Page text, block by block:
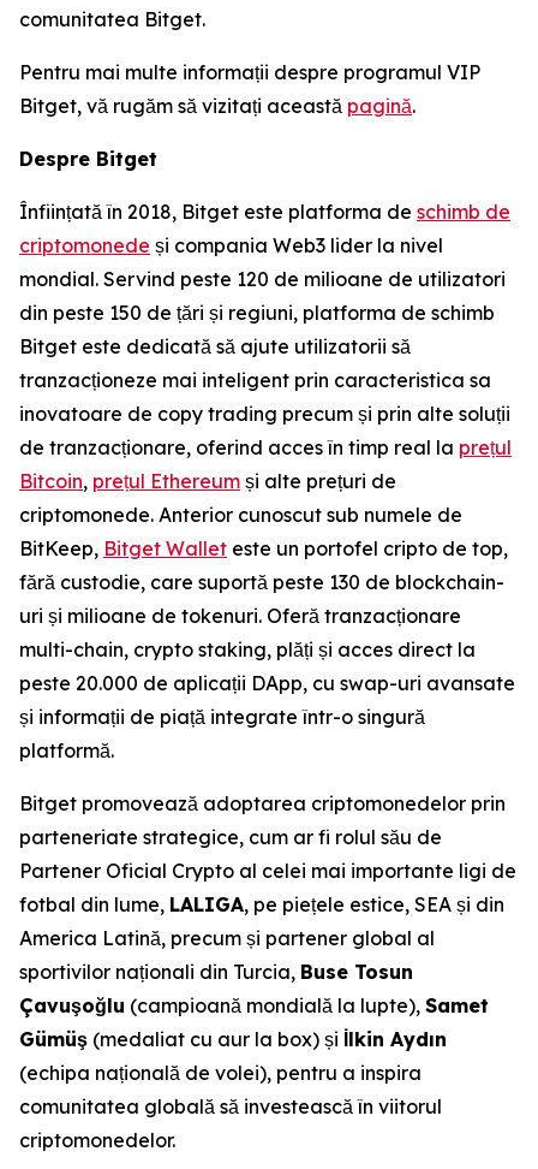
comunitatea Bitget.
Pentru mai multe informații despre programul VIP
Bitget, vă rugăm să vizitați această pagină.
Despre Bitget
Înființată în 2018, Bitget este platforma de schimb de
criptomonede și compania Web3 lider la nivel
mondial. Servind peste 120 de milioane de utilizatori
din peste 150 de țări și regiuni, platforma de schimb
Bitget este dedicată să ajute utilizatorii să
tranzacționeze mai inteligent prin caracteristica sa
inovatoare de copy trading precum și prin alte soluții
de tranzacționare, oferind acces în timp real la prețul
Bitcoin, prețul Ethereum și alte prețuri de
criptomonede. Anterior cunoscut sub numele de
BitKeep, Bitget Wallet este un portofel cripto de top,
fără custodie, care suportă peste 130 de blockchain-
uri și milioane de tokenuri. Oferă tranzacționare
multi-chain, crypto staking, plăți și acces direct la
peste 20.000 de aplicații DApp, cu swap-uri avansate
și informații de piață integrate într-o singură
platformă.
Bitget promovează adoptarea criptomonedelor prin
parteneriate strategice, cum ar fi rolul său de
Partener Oficial Crypto al celei mai importante ligi de
fotbal din lume, LALIGA, pe piețele estice, SEA și din
America Latină, precum și partener global al
sportivilor naționali din Turcia, Buse Tosun
Çavuşoğlu (campioană mondială la lupte), Samet
Gümüş (medaliat cu aur la box) și İlkin Aydın
(echipa națională de volei), pentru a inspira
comunitatea globală să investească în viitorul
criptomonedelor.